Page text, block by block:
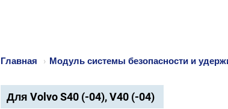
Главная › Модуль системы безопасности и
Для Volvo S40 (-04), V40 (-04)